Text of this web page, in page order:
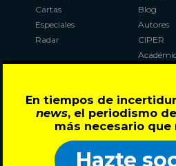
En tiempos de
news, el periodismo de
más necesario que
Hazte
Cartas
Especiales
Radar
Blog
Autores
CIPER
Al
con